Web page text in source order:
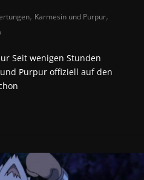
, Karmesin und Purpur,
Seit wenigen Stunden
Purpur offiziell auf den